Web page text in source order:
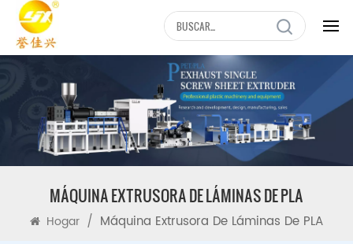
MÁQUINA EXTRUSORA DE LÁMINAS DE PLA
Hogar / Máquina Extrusora De Láminas De PLA